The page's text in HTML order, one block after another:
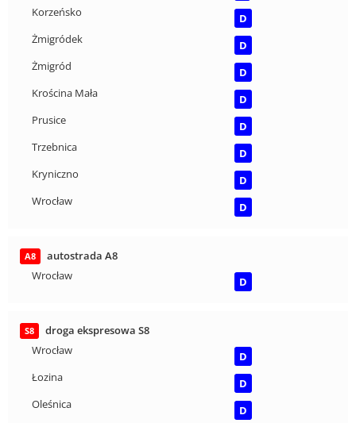
Korzeńsko
D
Żmigródek
D
Żmigród
D
Krościna Mała
D
Prusice
D
Trzebnica
D
Kryniczno
D
Wrocław
D
A8
autostrada A8
Wrocław
D
S8
droga ekspresowa S8
Wrocław
D
Łozina
D
Oleśnica
D